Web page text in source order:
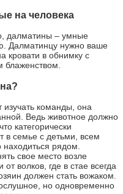
на человека
далматины – умные
Далматинцу нужно ваше
кровати в обнимку с
блаженством.
изучать команды, она
Ведь животное должно
категорически
в семье с детьми, всем
рядом.
свое место возле
волков, где в стае всегда
должен стать вожаком.
но одновременно